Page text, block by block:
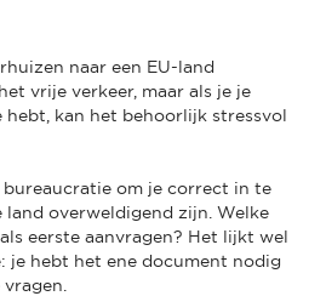
naar een EU-land
vrije verkeer, maar als je je
hebt, kan het behoorlijk stressvol
bureaucratie om je correct in te
overweldigend zijn. Welke
eerste aanvragen? Het lijkt wel
je hebt het ene document nodig